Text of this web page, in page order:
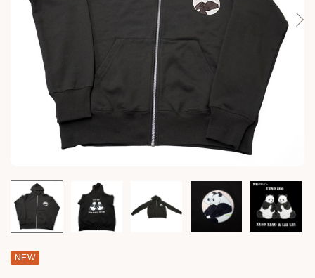
NEW